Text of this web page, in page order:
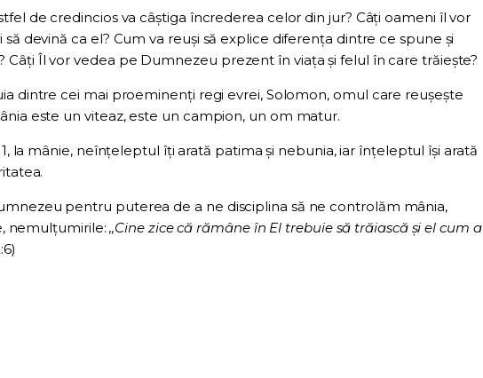
de credincios va câștiga încrederea celor din jur? Câți oameni îl vor
să devină ca el? Cum va reuși să explice diferența dintre ce spune și
Câți Îl vor vedea pe Dumnezeu prezent în viața și felul în care trăiește?
dintre cei mai proeminenți regi evrei, Solomon, omul care reușește
este un viteaz, este un campion, un om matur.
la mânie, neînțeleptul îți arată patima și nebunia, iar înțeleptul își arată
pentru puterea de a ne disciplina să ne controlăm mânia,
nemulțumirile:,,Cine zice că rămâne în El trebuie să trăiască şi el cum a